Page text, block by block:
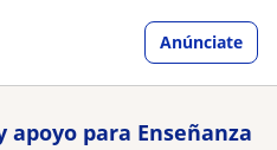
Anúnciate
apoyo para Enseñanza